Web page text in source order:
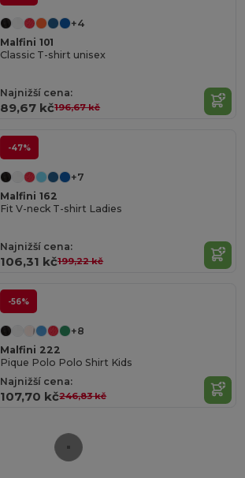
+4
Malfini 101
Classic T-shirt unisex
Najnižší cena:
89,67 kč196,67 kč
-47%
+7
Malfini 162
Fit V-neck T-shirt Ladies
Najnižší cena:
106,31 kč199,22 kč
-56%
+8
Malfini 222
Pique Polo Polo Shirt Kids
Najnižší cena:
107,70 kč246,83 kč